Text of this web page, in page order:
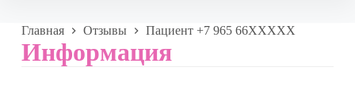
Главная Отзывы Пациент +7 965 66XXXXX
Информация